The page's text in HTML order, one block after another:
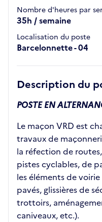
Nombre d'heures par
35h / semaine
Localisation du poste
Barcelonnette - 04
Description du
POSTE EN
Le maçon VRD est
travaux de
la réfection de
pistes cyclables, de
les éléments de
pavés, glissières de
trottoirs,
caniveaux, etc.).